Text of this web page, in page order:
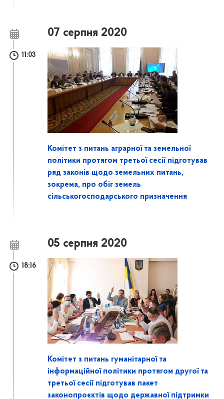
07 серпня 2020
11:03
Комітет з питань аграрної та земельної
політики протягом третьої сесії підготував
ряд законів щодо земельних питань,
зокрема, про обіг земель
сільськогосподарського призначення
05 серпня 2020
18:16
Комітет з питань гуманітарної та
інформаційної політики протягом другої та
третьої сесії підготував пакет
законопроєктів щодо державної підтримки